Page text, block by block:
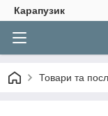
Карапузик
Товари та